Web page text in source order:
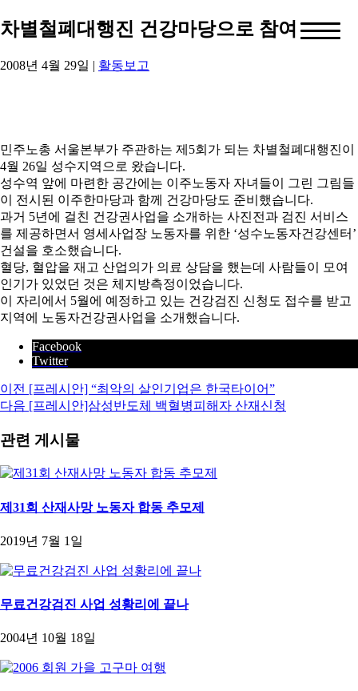
차별철폐대행진 건강마당으로 참여
2008년 4월 29일 | 활동보고
민주노총 서울본부가 주관하는 제5회가 되는 차별철폐대행진이
4월 26일 성수지역으로 왔습니다.
성수역 앞에 마련한 공간에는 이주노동자 자녀들이 그린 그림들
이 전시된 이주한마당과 함께 건강마당도 준비했습니다.
과거 5년에 걸친 건강권사업을 소개하는 사진전과 검진 서비스
를 제공하면서 영세사업장 노동자를 위한 ‘성수노동자건강센터’
건설을 호소했습니다.
혈당, 혈압을 재고 산업의가 의료 상담을 했는데 사람들이 모여
인기가 있었던 것은 체지방측정이었습니다.
이 자리에서 5월에 예정하고 있는 건강검진 신청도 접수를 받고
지역에 노동자건강권사업을 소개했습니다.
Facebook
Twitter
이전 [프레시안] “최악의 살인기업은 한국타이어”
다음 [프레시안]삼성반도체 백혈병피해자 산재신청
관련 게시물
제31회 산재사망 노동자 합동 추모제
2019년 7월 1일
무료건강검진 사업 성황리에 끝나
2004년 10월 18일